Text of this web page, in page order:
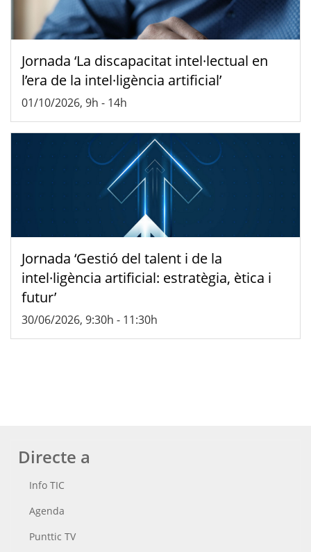
Jornada ‘La discapacitat intel·lectual en
l’era de la intel·ligència artificial’
01/10/2026, 9h - 14h
Jornada ‘Gestió del talent i de la
intel·ligència artificial: estratègia, ètica i
futur’
30/06/2026, 9:30h - 11:30h
Directe a
Info TIC
Agenda
Punttic TV